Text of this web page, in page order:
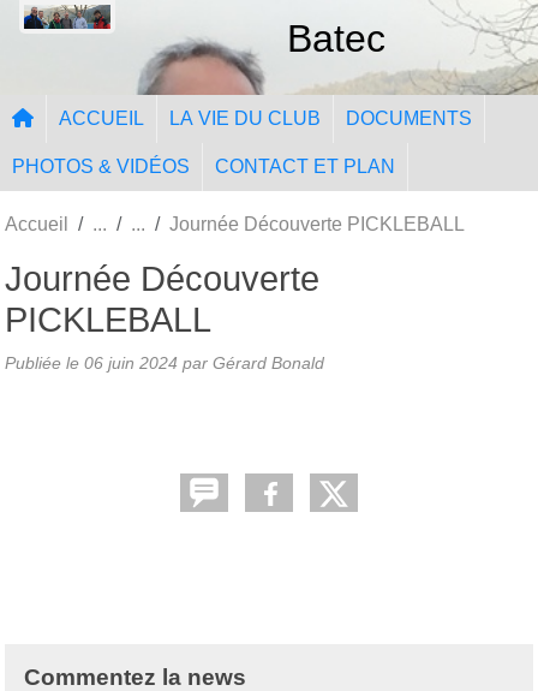
Batec
ACCUEIL LA VIE DU CLUB DOCUMENTS
PHOTOS & VIDÉOS CONTACT ET PLAN
Accueil Journée Découverte PICKLEBALL
Journée Découverte
PICKLEBALL
Publiée le 06 juin 2024 par Gérard Bonald
Commentez la news
Panneau de gestion des cookies